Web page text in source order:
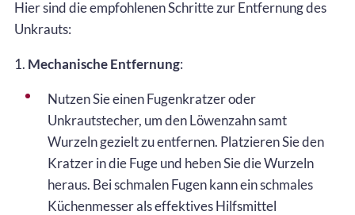
Hier sind die empfohlenen Schritte zur Entfernung des
Unkrauts:
1. Mechanische Entfernung:
Nutzen Sie einen Fugenkratzer oder
Unkrautstecher, um den Löwenzahn samt
Wurzeln gezielt zu entfernen. Platzieren Sie den
Kratzer in die Fuge und heben Sie die Wurzeln
heraus. Bei schmalen Fugen kann ein schmales
Küchenmesser als effektives Hilfsmittel